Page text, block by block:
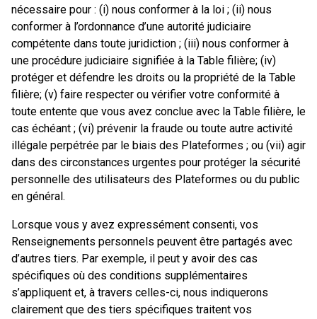
nécessaire pour : (i) nous conformer à la loi ; (ii) nous
conformer à l’ordonnance d’une autorité judiciaire
compétente dans toute juridiction ; (iii) nous conformer à
une procédure judiciaire signifiée à la Table filière; (iv)
protéger et défendre les droits ou la propriété de la Table
filière; (v) faire respecter ou vérifier votre conformité à
toute entente que vous avez conclue avec la Table filière, le
cas échéant ; (vi) prévenir la fraude ou toute autre activité
illégale perpétrée par le biais des Plateformes ; ou (vii) agir
dans des circonstances urgentes pour protéger la sécurité
personnelle des utilisateurs des Plateformes ou du public
en général.
Lorsque vous y avez expressément consenti, vos
Renseignements personnels peuvent être partagés avec
d’autres tiers. Par exemple, il peut y avoir des cas
spécifiques où des conditions supplémentaires
s’appliquent et, à travers celles-ci, nous indiquerons
clairement que des tiers spécifiques traitent vos